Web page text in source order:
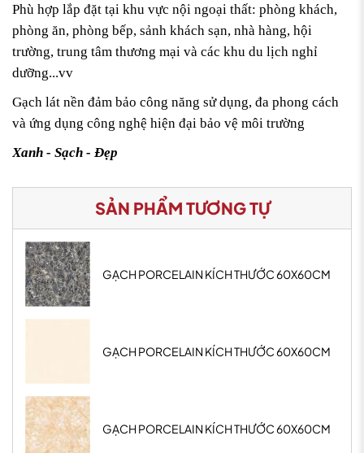
Phù hợp lắp đặt tại khu vực nội ngoại thất: phòng khách,
phòng ăn, phòng bếp, sảnh khách sạn, nhà hàng, hội
trường, trung tâm thương mại và các khu du lịch nghỉ
dưỡng...vv
Gạch lát nền đảm bảo công năng sử dụng, đa phong cách
và ứng dụng công nghệ hiện đại bảo vệ môi trường
Xanh - Sạch - Đẹp
SẢN PHẨM TƯƠNG TỰ
GẠCH PORCELAIN KÍCH THƯỚC 60X60CM
GẠCH PORCELAIN KÍCH THƯỚC 60X60CM
GẠCH PORCELAIN KÍCH THƯỚC 60X60CM